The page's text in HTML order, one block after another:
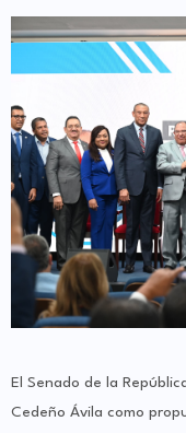
El Senado de la
Cedeño Ávila como